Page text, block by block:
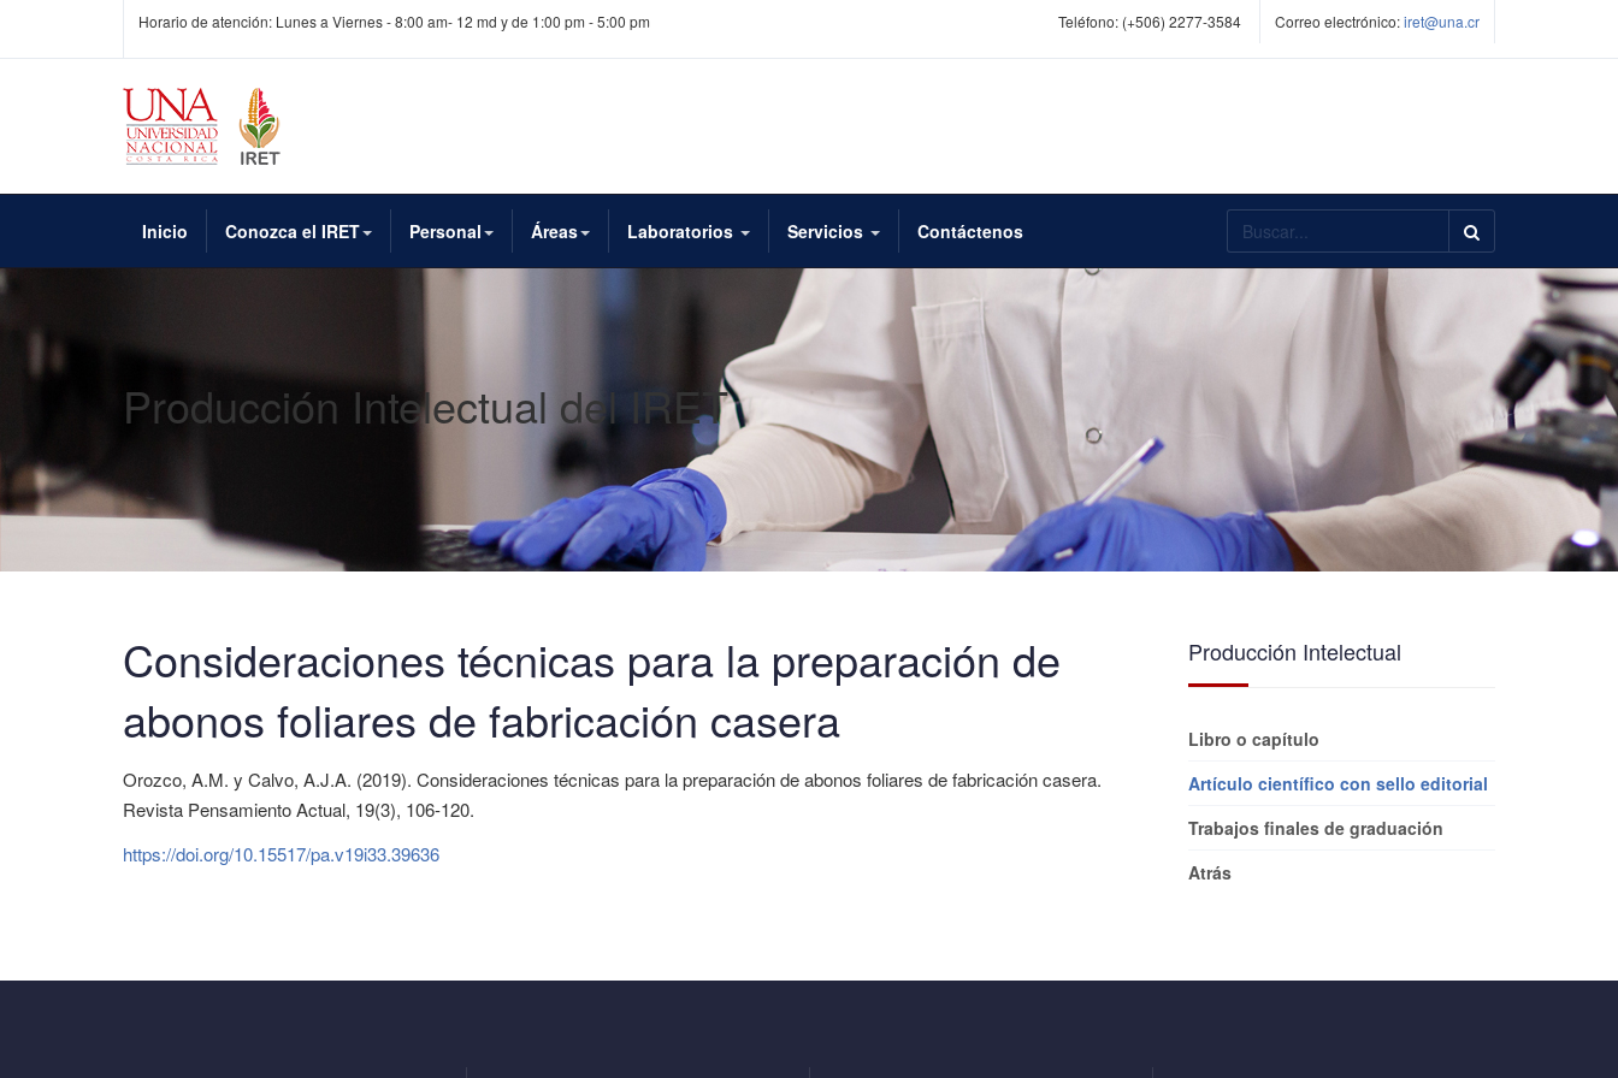
Horario de atención: Lunes a Viernes - 8:00 am- 12 md y de 1:00 pm - 5:00 pm Teléfono: (+506) 2277-3584 Correo electrónico:iret@una.cr
Inicio Conozca el IRET Personal Áreas Laboratorios Servicios Contáctenos Buscar...
Producción Intelectual del IRET
Consideraciones técnicas para la preparación de
abonos foliares de fabricación casera
Orozco, A.M. y Calvo, A.J.A. (2019). Consideraciones técnicas para la preparación de abonos foliares de fabricación casera.
Revista Pensamiento Actual, 19(3), 106-120.
https://doi.org/10.15517/pa.v19i33.39636
Producción Intelectual
Libro o capítulo
Artículo científico con sello editorial
Trabajos finales de graduación
Atrás